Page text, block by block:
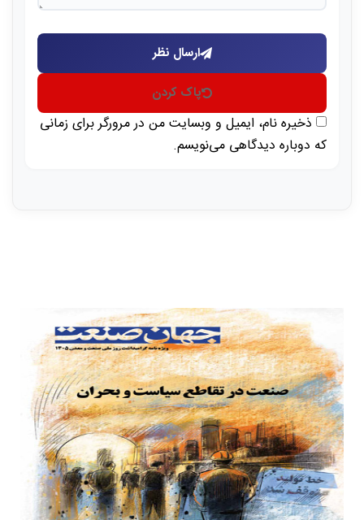
ارسال نظر
پاک کردن
ذخیره نام، ایمیل و وبسایت من در مرورگر برای زمانی
که دوباره دیدگاهی می‌نویسم.